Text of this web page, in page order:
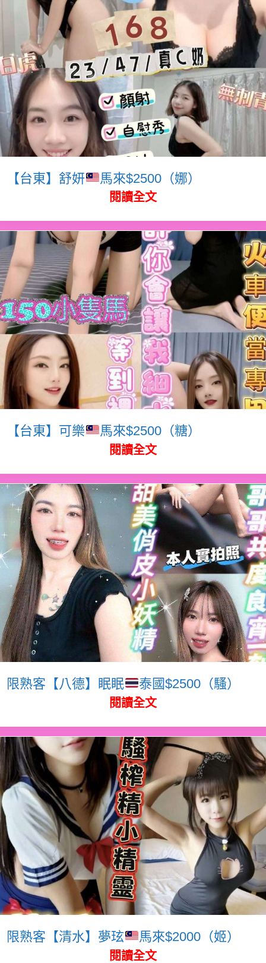
【台東】舒妍 馬來$2500（娜）
閱讀全文
【台東】可樂 馬來$2500（糖）
閱讀全文
限熟客【八德】眠眠 泰國$2500（騷）
閱讀全文
限熟客【清水】夢玹 馬來$2000（姬）
閱讀全文